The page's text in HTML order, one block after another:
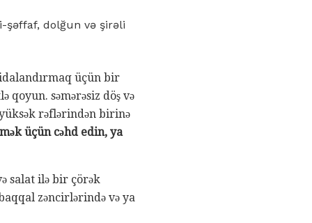
şəffaf, dolğun və şirəli
üçün bir
qoyun. səmərəsiz döş və
rəflərindən birinə
üçün cəhd edin, ya
salat ilə bir çörək
zəncirlərində və ya